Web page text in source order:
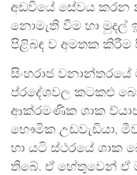
අඩවියේ සේවය කරන
නොමැති වීම හා මුදල්
පිළිබඳ ව අමතක කිරීම
සිංහරාජ
ප්රදේශවල කටකළු
ආක්රමණික ශාක
භෞමික උඩවැඩියා,
හා යටි ස්ථරයේ
තිබේ. ඒ හේතුවෙන් ඒ